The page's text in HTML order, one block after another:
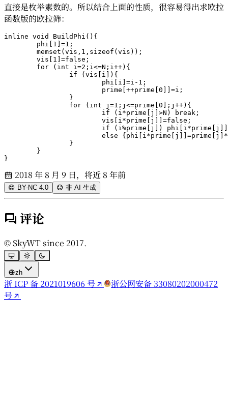
直接是枚举素数的。所以结合上面的性质，很容易得出求欧拉
函数版的欧拉筛：
inline void BuildPhi () {
	phi[
1 ]=1 ;
memset (vis, 1 , sizeof (vis));
	vis[
1 ]=false ;
for ( int i=2 ;i<=N;i++){
if (vis[i]){
			phi[i]=i
-1 ;
			prime[++prime[
0 ]]=i;
for ( int j=1 ;j<=prime[ 0 ];j++){
if (i*prime[j]>N) break ;
			vis[i*prime[j]]=
false ;
if (i%prime[j])
else
2018 年 8 月 9 日，将近 8 年前
BY-NC 4.0 非 AI 生成
评论
© SkyWT since 2017.
zh
浙 ICP 备 2021019606 号
浙公网安备 33080202000472
号